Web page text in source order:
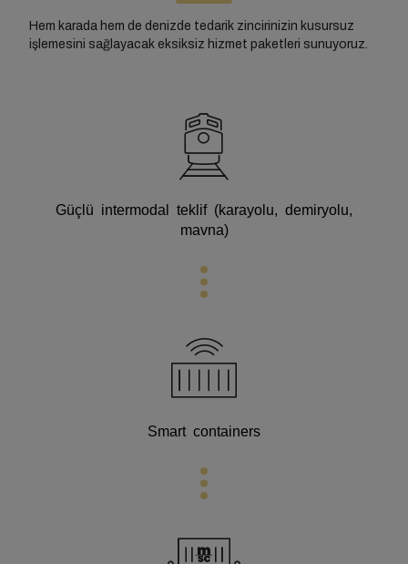
Hem karada hem de denizde tedarik zincirinizin kusursuz
işlemesini sağlayacak eksiksiz hizmet paketleri sunuyoruz.
Güçlü intermodal teklif (karayolu, demiryolu,
mavna)
Smart containers